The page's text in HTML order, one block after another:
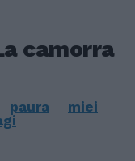
camorra
paura
miei